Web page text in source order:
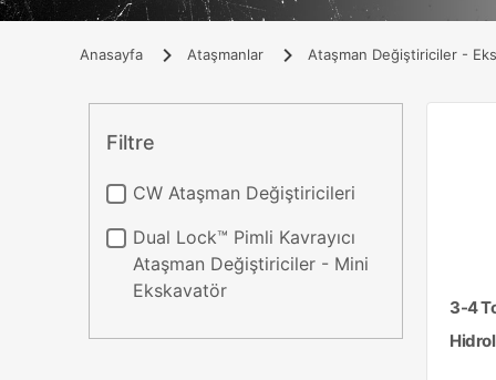
Anasayfa Ataşmanlar Ataşman Değiştiriciler -
Filtre
CW Ataşman Değiştiricileri
Dual Lock™ Pimli Kavrayıcı
Ataşman Değiştiriciler - Mini
Ekskavatör
3-4